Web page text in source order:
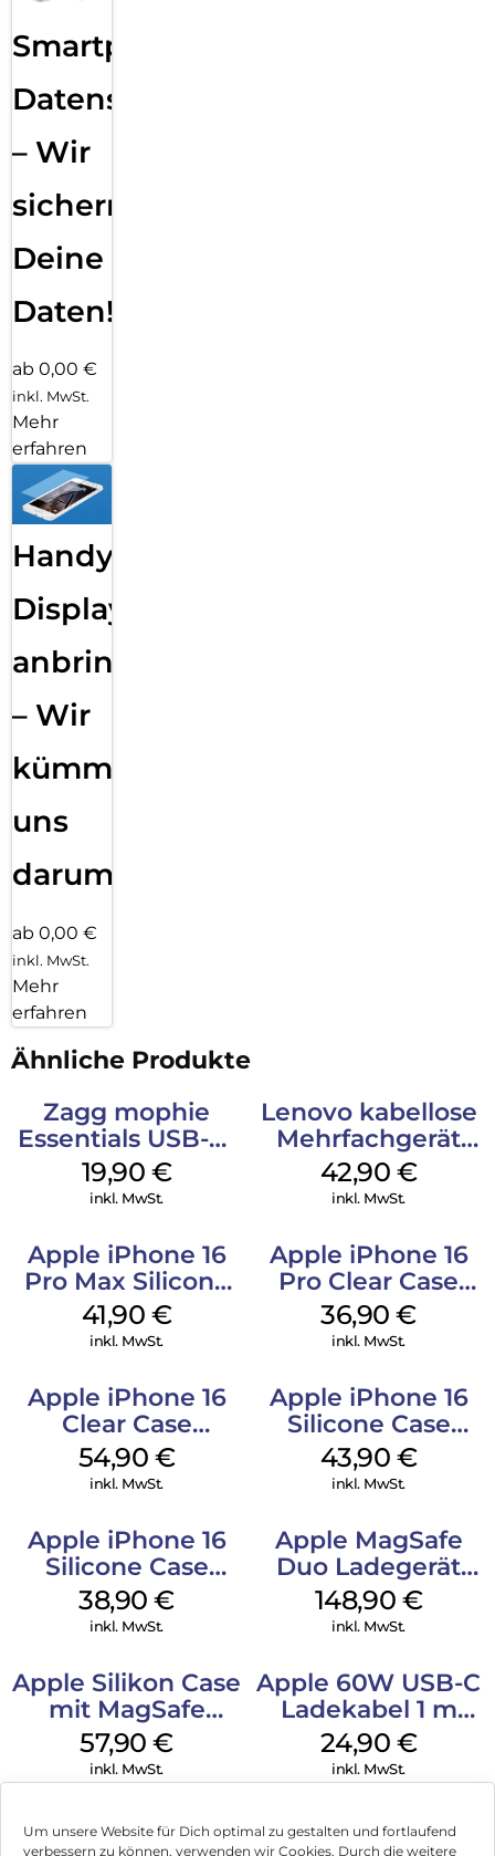
Um unsere Website für Dich optimal zu gestalten und fortlaufend
verbessern zu können, verwenden wir Cookies. Durch die weitere
Smartphone
Datensicherung
– Wir
sichern
Deine
Daten!
ab 0,00 €
inkl. MwSt.
Mehr
erfahren
Handy
Displayfolie
anbringen
– Wir
kümmern
uns
darum!
ab 0,00 €
inkl. MwSt.
Mehr
erfahren
Ähnliche Produkte
Zagg mophie
Essentials USB-C-
20W Charger PD
Weiß
19,90 €
inkl. MwSt.
Lenovo kabellose
Mehrfachgerät
Luna Grey
42,90 €
inkl. MwSt.
Apple iPhone 16
Pro Max Silicone
Case MagSafe
Ultramarine
41,90 €
inkl. MwSt.
Apple iPhone 16
Pro Clear Case
MagSafe
Transparent
36,90€
inkl. MwSt.
Apple iPhone 16
Clear Case
MagSafe
Transparent
54,90 €
inkl. MwSt.
Apple iPhone 16
Silicone Case
MagSafe Plum
43,90 €
inkl. MwSt.
Apple iPhone 16
Silicone Case
MagSafe
Ultramarine
38,90€
inkl. MwSt.
Apple MagSafe
Duo Ladegerät
Weiß
148,90 €
inkl. MwSt.
Apple Silikon Case
mit MagSafe
iPhone 14 Pro
(PRODUCT)RED
57,90€
inkl. MwSt.
Apple 60W USB-C
Ladekabel 1 m
Weiß
24,90 €
inkl. MwSt.